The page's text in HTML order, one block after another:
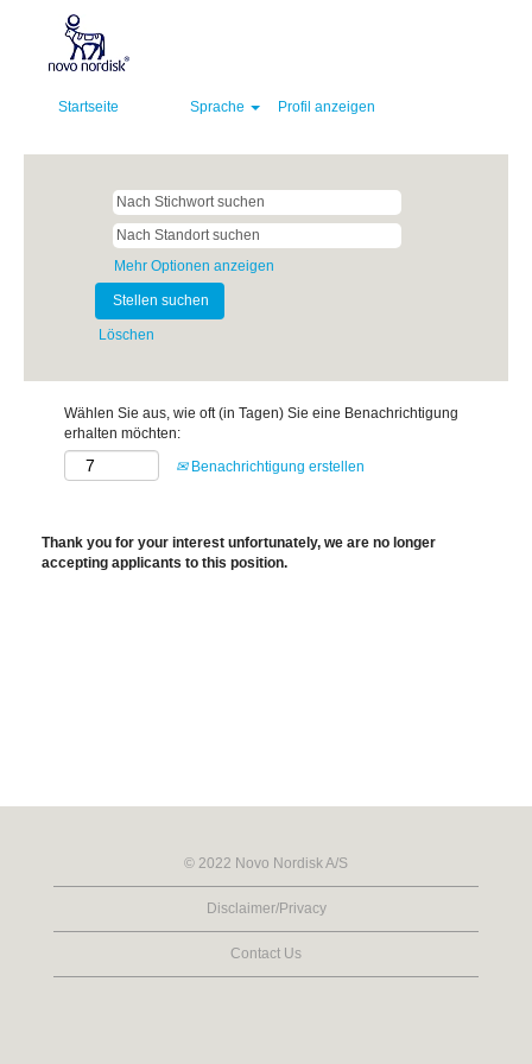
Startseite Sprache Profil anzeigen
Mehr Optionen anzeigen
Löschen
Wählen Sie aus, wie oft (in Tagen) Sie eine Benachrichtigung
erhalten möchten:
Benachrichtigung erstellen
Thank you for your interest unfortunately, we are no longer
accepting applicants to this position.
© 2022 Novo Nordisk A/S
Disclaimer/Privacy
Contact Us